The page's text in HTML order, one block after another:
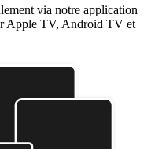
via notre application
Apple TV, Android TV et